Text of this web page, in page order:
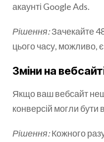
акаунті Google Ads.
Рішення:Зачекайте
цього часу, можливо,
Зміни на
Якщо ваш вебсайт
конверсій могли бути
Рішення:Кожного